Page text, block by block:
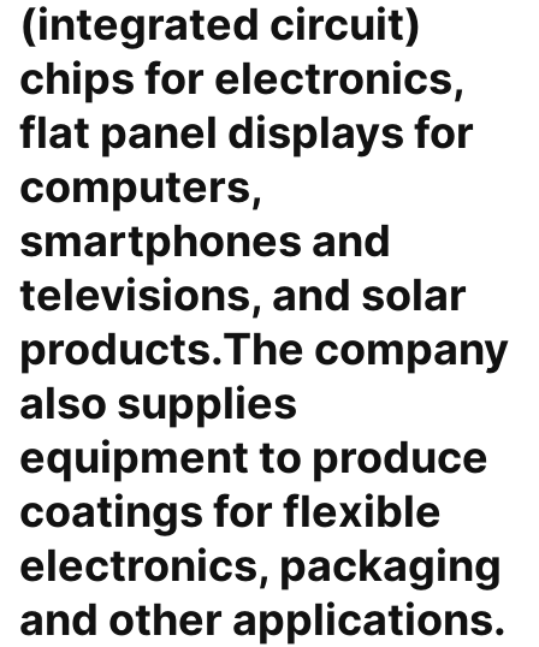
(integrated circuit)
chips for electronics,
flat panel displays for
computers,
smartphones and
televisions, and solar
products.The company
also supplies
equipment to produce
coatings for flexible
electronics, packaging
and other applications.